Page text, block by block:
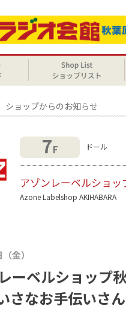
ショップからのお知らせ
7F ドール
アゾンレーベルショッ
Azone Labelshop AKIHABARA
金）
ーベルショップ
さなお手伝いさ